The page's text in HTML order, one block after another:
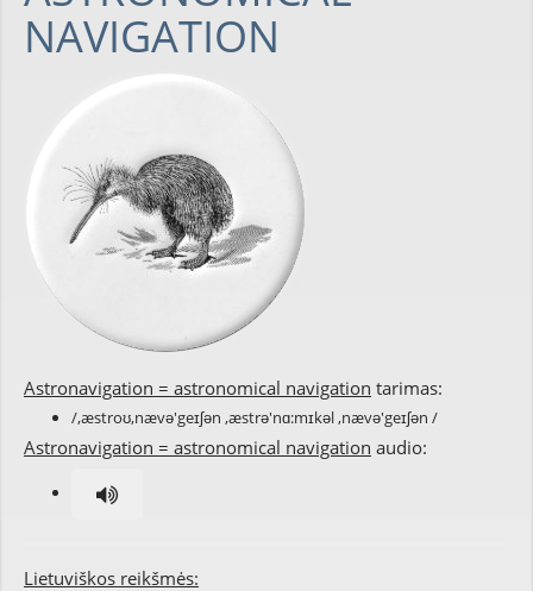
NAVIGATION
Astronavigation = astronomical navigation tarimas:
/,æstroʊ,nævə'geɪʃən ,æstrə'nɑ:mɪkəl ,nævə'geɪʃən /
Astronavigation = astronomical navigation audio:
Lietuviškos reikšmės: